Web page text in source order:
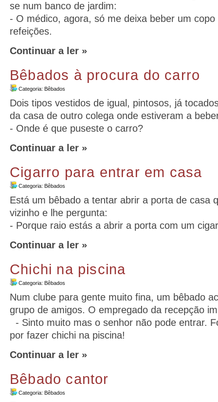
se num banco de jardim:
- O médico, agora, só me deixa beber um copo
refeições.
Continuar a ler »
Bêbados à procura do carro
Categoria: Bêbados
Dois tipos vestidos de igual, pintosos, já
da casa de outro colega onde estiveram a
- Onde é que puseste o carro?
Continuar a ler »
Cigarro para entrar em casa
Categoria: Bêbados
Está um bêbado a tentar abrir a porta de casa
vizinho e lhe pergunta:
- Porque raio estás a abrir a porta com um
Continuar a ler »
Chichi na piscina
Categoria: Bêbados
Num clube para gente muito fina, um bêbado
grupo de amigos. O empregado da recepção
- Sinto muito mas o senhor não pode entrar.
por fazer chichi na piscina!
Continuar a ler »
Bêbado cantor
Categoria: Bêbados